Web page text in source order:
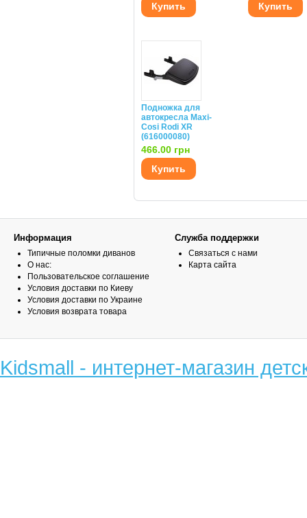
Купить
Купить
Подножка для
автокресла Maxi-
Cosi Rodi XR
(616000080)
466.00 грн
Купить
Информация
Типичные поломки диванов
О нас:
Пользовательское соглашение
Условия доставки по Киеву
Условия доставки по Украине
Условия возврата товара
Служба поддержки
Связаться с нами
Карта сайта
Kidsmall - интернет-магазин